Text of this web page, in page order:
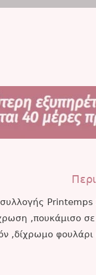
,πουκάμισο
,δίχρωμο